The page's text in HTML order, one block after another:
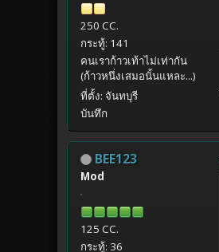
250 CC.
กระทู้: 141
คนเราก้าวเท้าไม่เท่ากัน
(ก้าวหนึ่งเสมอนั้นแหละ...)
ที่ตั้ง: จันทบุรี
บันทึก
BEE123
Mod
125 CC.
กระทู้: 36